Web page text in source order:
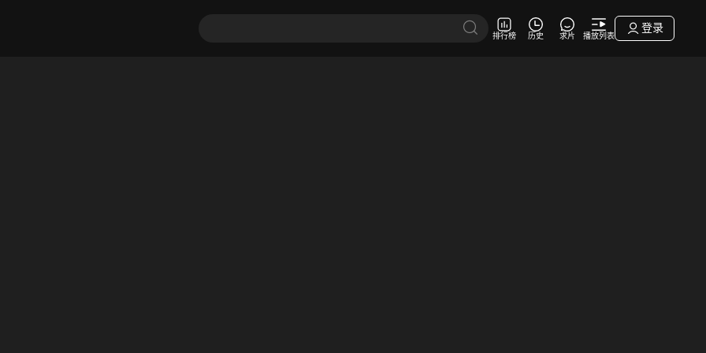
排行榜 历史 求片 播放列表
登录